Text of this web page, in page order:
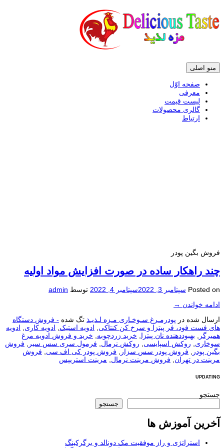
منو اصلی پرش
به
محتوی
صفحه اوّل
معرفی
لیست قیمت
گالری محصولات
ارتباط
فروش بگین پودر
چند راهکار ساده در صورت افزایش مواد اولیه
Posted on سپتامبر 3, 2022 سپتامبر 4, 2022 توسط admin
ادامه خواندن →
ارسال شده در پودرمـرغ سـوخـاری مـزه لـذیـذ تگ شده - فروش دستگاه
های فست فود، فر پیتزا و سرخ کن کنتاکی, ادویه استیک, ادویه کاری, ادویه
همبرگر , بهبوددهنده نان پیتزا, خرید زردچوبه, خرید و فروش ادویه مرغ
سوخاری, روکش اسپایسی, روکش نرمال, فرمول سری سس سیر , فروش
بگین پودر , فروش پودر سس سزار , فروش پودر کی اف سی, فروش
مرینت در تهران, فروش مرینت نرمال, مرینت استریپس
UPDATING
جستجو
جستجو
آخرین آموزش ها
استراتژی و راز موفقیت مک دونالد و برگرکینگ